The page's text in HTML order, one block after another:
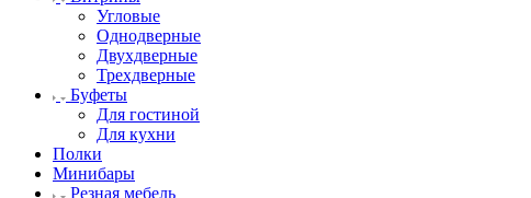
Угловые
Однодверные
Двухдверные
Трехдверные
Буфеты
Для гостиной
Для кухни
Полки
Минибары
Резная мебель